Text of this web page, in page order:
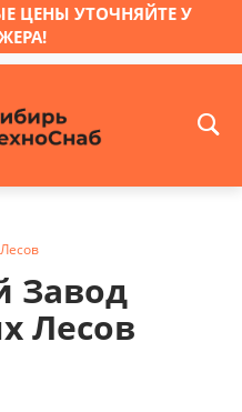
ЦЕНЫ УТОЧНЯЙТЕ У
Завод
Лесов